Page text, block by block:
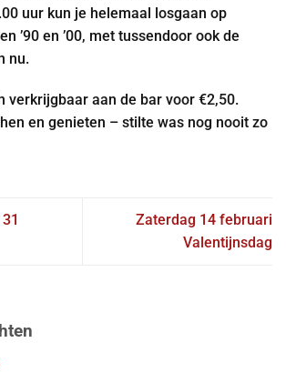
uur kun je helemaal losgaan op
’90 en ’00, met tussendoor ook de
nu.
verkrijgbaar aan de bar voor €2,50.
en genieten – stilte was nog nooit zo
Zaterdag 14 februari
Valentijnsdag